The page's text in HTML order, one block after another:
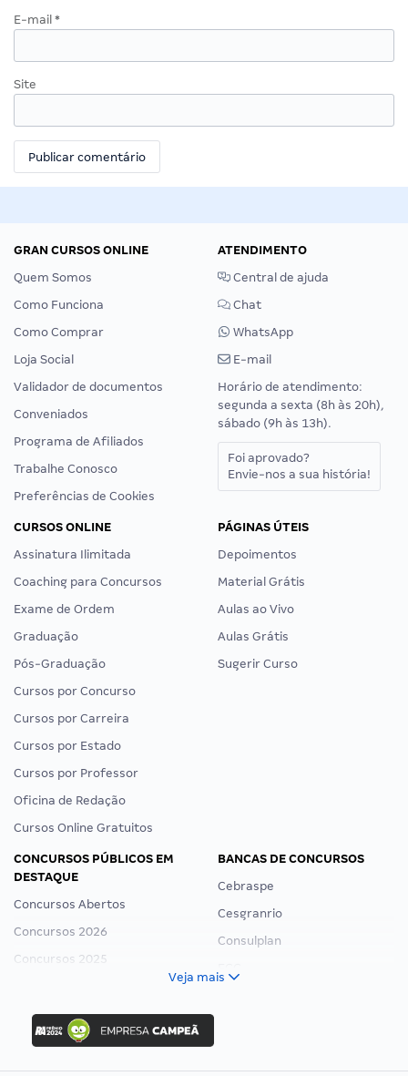
E-mail *
Site
GRAN CURSOS ONLINE
Quem Somos
Como Funciona
Como Comprar
Loja Social
Validador de documentos
Conveniados
Programa de Afiliados
Trabalhe Conosco
Preferências de Cookies
ATENDIMENTO
Central de ajuda
Chat
WhatsApp
E-mail
Horário de atendimento:
segunda a sexta (8h às 20h),
sábado (9h às 13h).
Foi aprovado?
Envie-nos a sua história!
CURSOS ONLINE
Assinatura Ilimitada
Coaching para Concursos
Exame de Ordem
Graduação
Pós-Graduação
Cursos por Concurso
Cursos por Carreira
Cursos por Estado
Cursos por Professor
Oficina de Redação
Cursos Online Gratuitos
PÁGINAS ÚTEIS
Depoimentos
Material Grátis
Aulas ao Vivo
Aulas Grátis
Sugerir Curso
CONCURSOS PÚBLICOS EM
DESTAQUE
Concursos Abertos
Concursos 2026
Concursos 2025
Concurso Ibama
Concurso MPU
Editais publicados
BANCAS DE CONCURSOS
Cebraspe
Cesgranrio
Consulplan
Veja mais